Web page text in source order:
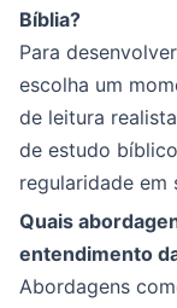
Bíblia?
Para
escolha um
de leitura
de estudo
regularidade em
Quais
entendimento
Abordagens